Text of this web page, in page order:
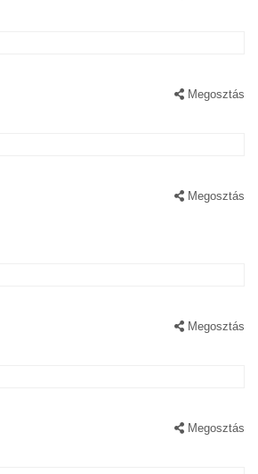
Megosztás
Megosztás
Megosztás
Megosztás